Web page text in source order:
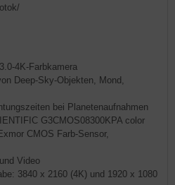
4K-Farbkamera
Deep-Sky-Objekten, Mond,
bei Planetenaufnahmen
G3CMOS08300KPA color
CMOS Farb-Sensor,
Video
3840 x 2160 (4K) und 1920 x 1080